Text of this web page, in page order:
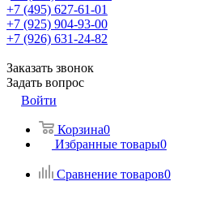
+7 (495) 627-61-01
+7 (925) 904-93-00
+7 (926) 631-24-82
Заказать звонок
Задать вопрос
Войти
Корзина0
Избранные товары0
Сравнение товаров0